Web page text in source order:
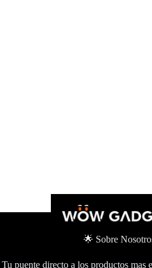
🌟 Sobre
Tu puente directo a los productos mas